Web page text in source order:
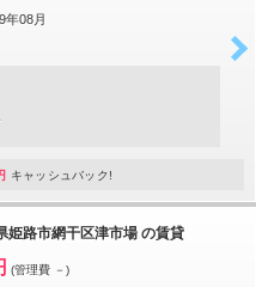
年08月
キャッシュバック!
姫路市網干区津市場 の賃貸
(管理費 －)